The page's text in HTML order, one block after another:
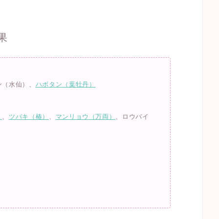
水仙）、 ハボタン（葉牡丹）
、 ツバキ（椿） 、 マンリョウ（万両） 、ロウバイ